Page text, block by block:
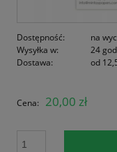
Dostępność:
na
Wysyłka w:
24
Dostawa:
od
Cena nie zawiera
Cena: 20,00 zł